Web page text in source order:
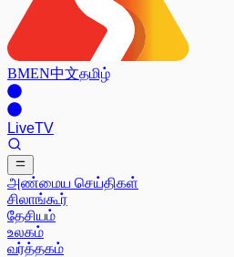
BMEN中文தமிழ்
LiveTV
அண்மைய செய்திகள்
சிலாங்கூர்
தேசியம்
உலகம்
வர்த்தகம்